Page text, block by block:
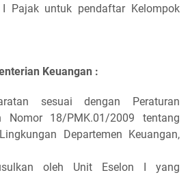
Pajak untuk pendaftar Kelompok
Keuangan :
sesuai dengan Peraturan
Nomor 18/PMK.01/2009 tentang
Departemen Keuangan,
oleh Unit Eselon I yang